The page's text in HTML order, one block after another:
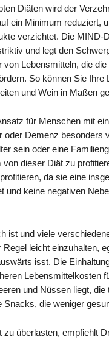
Diäten wird der
ein Minimum reduziert,
verzichtet. Die MIND-
und legt den
von Lebensmitteln, die
So können Sie Ihre
und Wein in Maßen
für Menschen mit
oder Demenz besonders
sein oder eine
dieser Diät zu
da sie eine
und keine negativen
ist und viele
Regel leicht einzuhalten,
isst. Die
Lebensmittelkosten
und Nüssen liegt, die
Snacks, die weniger
zu überlasten, empfiehlt